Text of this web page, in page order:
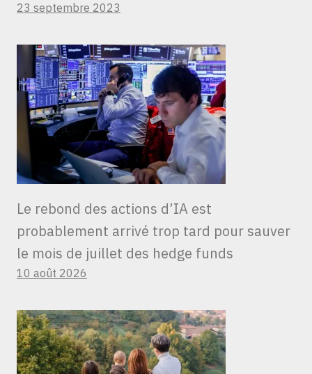
23 septembre 2023
Le rebond des actions d’IA est
probablement arrivé trop tard pour sauver
le mois de juillet des hedge funds
10 août 2026